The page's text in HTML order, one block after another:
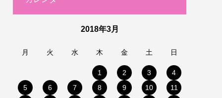
2018年3月
月 火 水 木 金 土 日
1 2 3
4
5
6 7 8 9 10
11